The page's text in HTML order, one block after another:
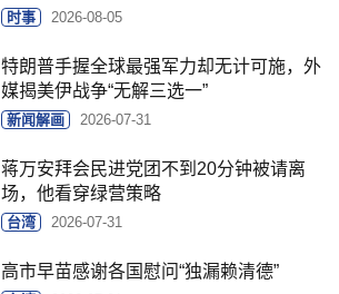
时事 2026-08-05
特朗普手握全球最强军力却无计可施，外
媒揭美伊战争“无解三选一”
新闻解画 2026-07-31
蒋万安拜会民进党团不到20分钟被请离
场，他看穿绿营策略
台湾 2026-07-31
高市早苗感谢各国慰问“独漏赖清德”